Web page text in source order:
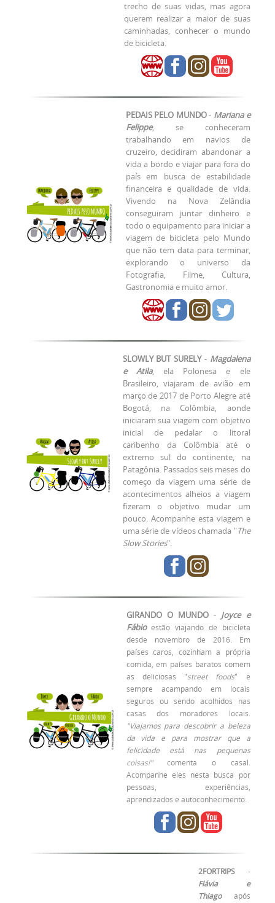
trecho de suas vidas, mas agora
querem realizar a maior de suas
caminhadas, conhecer o mundo
de bicicleta.
PEDAIS PELO MUNDO- Mariana e
Felippe, se conheceram
trabalhando em navios de
cruzeiro, decidiram abandonar a
vida a bordo e viajar para fora do
país em busca de estabilidade
financeira e qualidade de vida.
Vivendo na Nova Zelândia
conseguiram juntar dinheiro e
todo o equipamento para iniciar a
viagem de bicicleta pelo Mundo
que não tem data para terminar,
explorando o universo da
Fotografia, Filme, Cultura,
Gastronomia e muito amor.
SLOWLY BUT SURELY- Magdalena
e Atila, ela Polonesa e ele
Brasileiro, viajaram de avião em
março de 2017 de Porto Alegre até
Bogotá, na Colômbia, aonde
iniciaram sua viagem com objetivo
inicial de pedalar o litoral
caribenho da Colômbia até o
extremo sul do continente, na
Patagônia. Passados seis meses do
começo da viagem uma série de
acontecimentos alheios a viagem
fizeram o objetivo mudar um
pouco. Acompanhe esta viagem e
uma série de vídeos chamada "The
Slow Stories".
GIRANDO O MUNDO- Joyce e
Fábio estão viajando de bicicleta
desde novembro de 2016. Em
países caros, cozinham a própria
comida, em países baratos comem
as deliciosas "street foods" e
sempre acampando em locais
seguros ou sendo acolhidos nas
casas dos moradores locais.
"Viajamos para descobrir a beleza
da vida e para mostrar que a
felicidade está nas pequenas
coisas!"comenta o casal.
Acompanhe eles nesta busca por
pessoas, experiências,
aprendizados e autoconhecimento.
2FORTRIPS-
Flávia e
Thiagoapós